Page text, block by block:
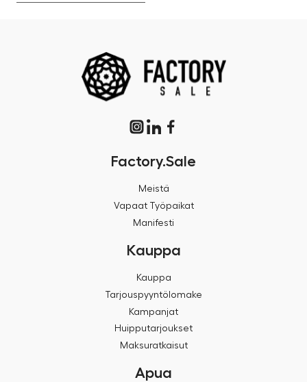
Factory.Sale
Meistä
Vapaat Työpaikat
Manifesti
Kauppa
Kauppa
Tarjouspyyntölomake
Kampanjat
Huipputarjoukset
Maksuratkaisut
Apua